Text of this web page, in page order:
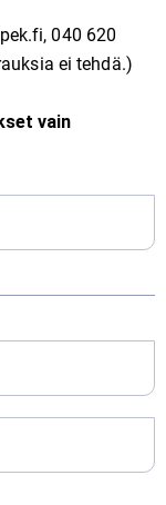
040 620
ei tehdä.)
vain